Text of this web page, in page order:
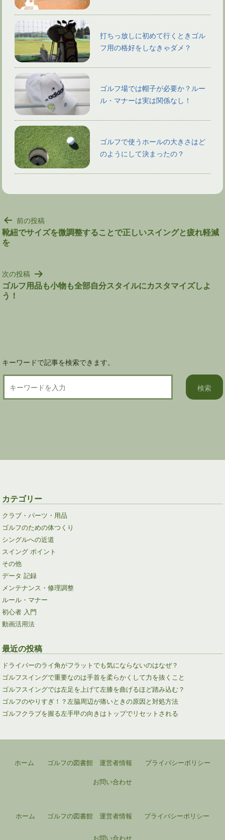
打ちっ放しに初めて行くときゴル
フ用の格好をしなきゃダメ？
ゴルフ場では帽子が必要か？ルー
ル・マナーは実は関係なし！
ゴルフで使うホールの大きさはど
のようにして決まったの？
投
稿
ナ
ゲ
ー
シ
ョ
前の投稿
靴紐でサイズを微調整することで正しいスイングと疲れ軽減
を
次の投稿
ゴルフ用品も小物も全部自分スタイルにカスタマイズしよ
う！
キーワードで記事を検索できます。
カテゴリー
クラブ・パーツ・用品
ゴルフのための体つくり
シングルへの近道
スイング ポイント
その他
データ 記録
メンテナンス・修理調整
ルール・マナー
初心者 入門
動画活用法
最近の投稿
ドライバーのライ角がフラットでも気にならないのはなぜ？
ゴルフスイングで重要なのは手首を柔らかくして力を抜くこと
ゴルフスイングでは左足を上げて左膝を曲げるほど踏み込む？
ゴルフのやりすぎ！？左脇周辺が痛いときの原因と対処方法
ゴルフクラブを握る左手甲の向きはトップでリセットされる
ホーム ゴルフの図書館 運営者情報
プライバシーポリシー
お問い合わせ
ホーム ゴルフの図書館 運営者情報 プライバシーポリシー
お問い合わせ